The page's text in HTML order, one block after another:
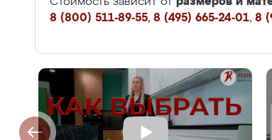
8 (800) 511-89-55, 8 (495) 665-24-01, 8